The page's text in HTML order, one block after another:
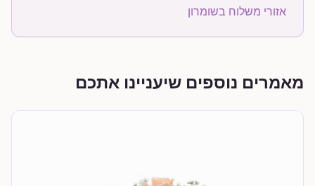
אזורי משלוח בשומרון
מאמרים נוספים שיעניינו אתכם